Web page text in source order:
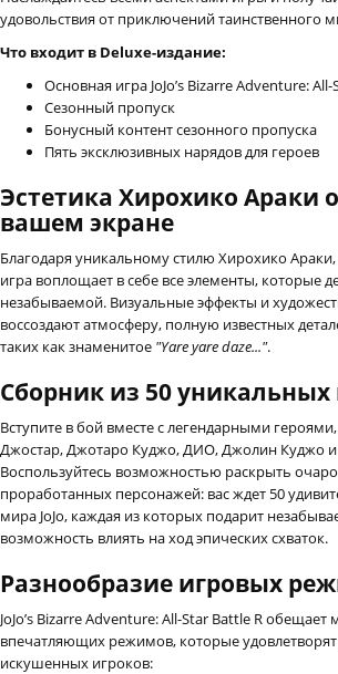
удовольствия от приключений таинственного
Что входит в Deluxe-издание:
Основная игра JoJo’s Bizarre Adventure:
Сезонный пропуск
Бонусный контент сезонного пропуска
Пять эксклюзивных нарядов для героев
Эстетика Хирохико Араки
вашем экране
Благодаря уникальному стилю Хирохико Араки,
игра воплощает в себе все элементы, которые
незабываемой. Визуальные эффекты и
воссоздают атмосферу, полную известных
таких как знаменитое "Yare yare daze...".
Сборник из 50
Вступите в бой вместе с легендарными
Джостар, Джотаро Куджо, ДИО, Джолин Куджо
Воспользуйтесь возможностью раскрыть
проработанных персонажей: вас ждет 50
мира JoJo, каждая из которых подарит
возможность влиять на ход эпических схваток.
Разнообразие игровых
JoJo’s Bizarre Adventure: All-Star Battle R обещает
впечатляющих режимов, которые
искушенных игроков: